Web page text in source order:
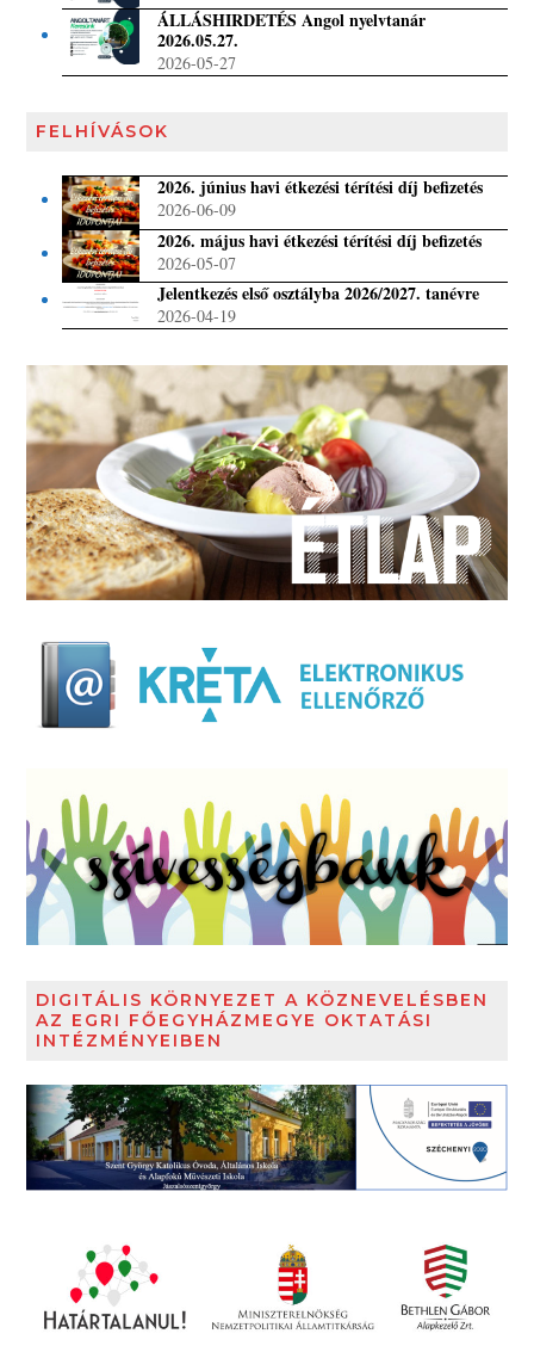
ÁLLÁSHIRDETÉS Angol nyelvtanár
2026.05.27.
2026-05-27
FELHÍVÁSOK
2026. június havi étkezési térítési díj befizetés
2026-06-09
2026. május havi étkezési térítési díj befizetés
2026-05-07
Jelentkezés első osztályba 2026/2027. tanévre
2026-04-19
DIGITÁLIS KÖRNYEZET A KÖZNEVELÉSBEN
AZ EGRI FŐEGYHÁZMEGYE OKTATÁSI
INTÉZMÉNYEIBEN